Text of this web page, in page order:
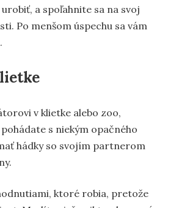
a spoľahnite sa na svoj
Po menšom úspechu sa vám
v klietke alebo zoo,
s niekým opačného
hádky so svojím partnerom
ktoré robia, pretože